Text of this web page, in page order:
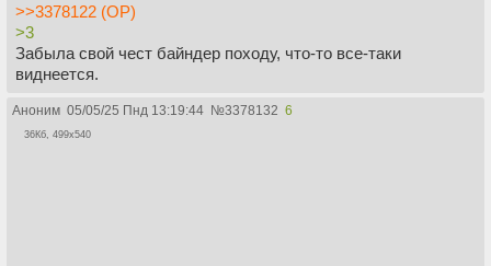
>>3378122 (OP)
>3
Забыла свой чест байндер походу, что-то все-таки
виднеется.
Аноним 05/05/25 Пнд 13:19:44 №3378132 6
36Кб, 499x540